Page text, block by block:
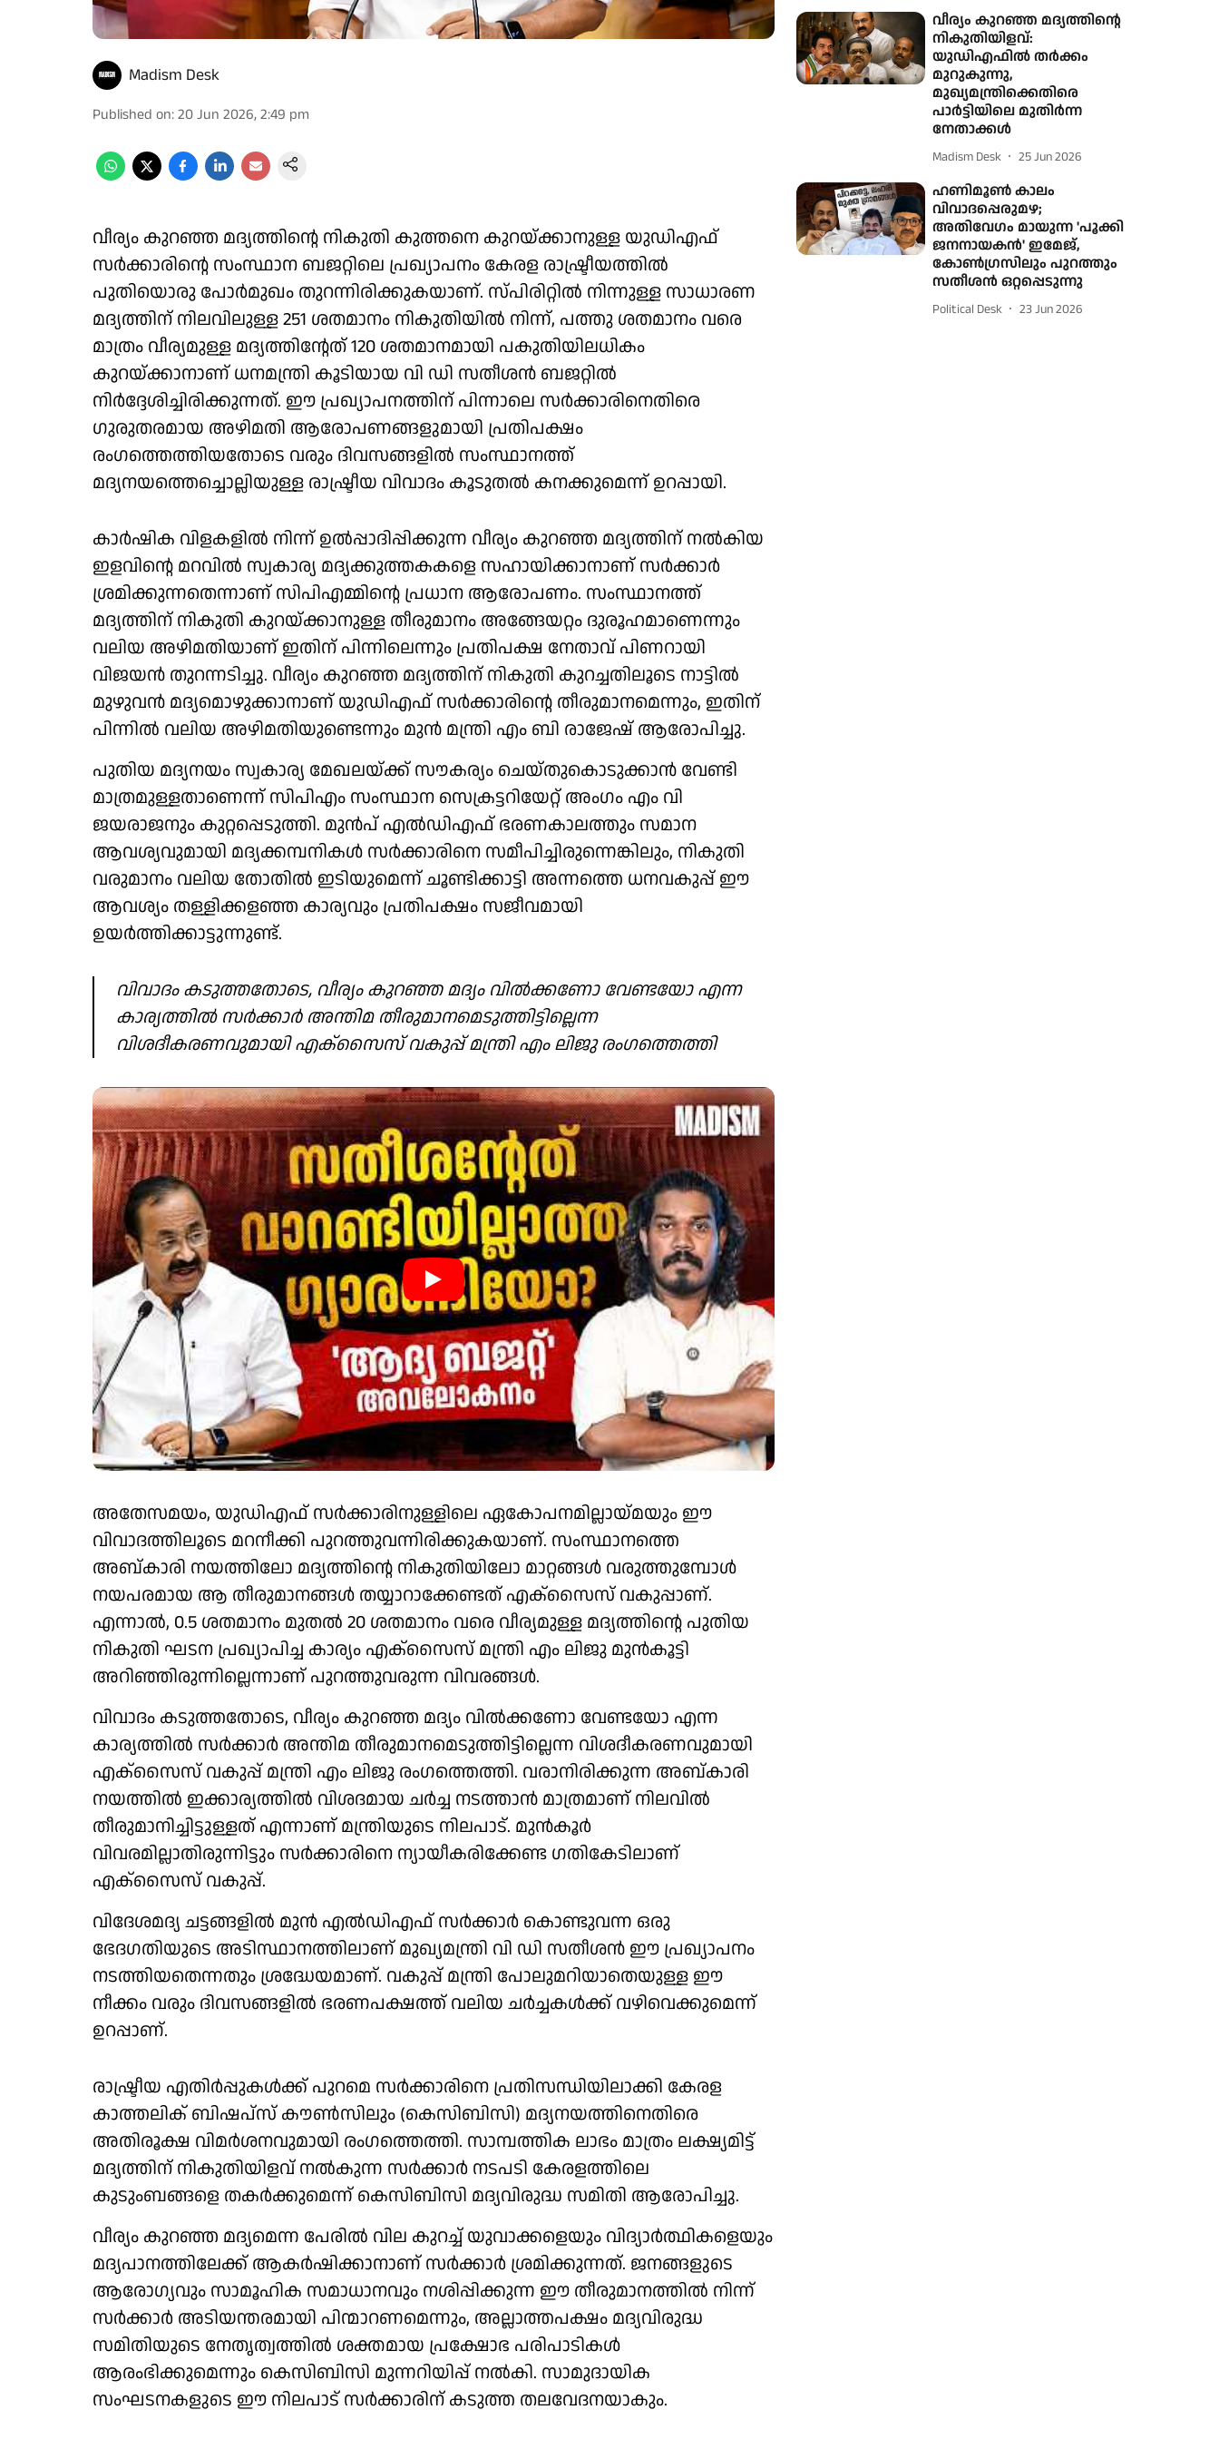
Madism Desk
Published on:20 Jun 2026, 2:49 pm
വീര്യം കുറഞ്ഞ മദ്യത്തിന്റെ നികുതി കുത്തനെ കുറയ്ക്കാനുള്ള യുഡിഎഫ്
സർക്കാരിന്റെ സംസ്ഥാന ബജറ്റിലെ പ്രഖ്യാപനം കേരള രാഷ്ട്രീയത്തിൽ
പുതിയൊരു പോർമുഖം തുറന്നിരിക്കുകയാണ്. സ്പിരിറ്റിൽ നിന്നുള്ള സാധാരണ
മദ്യത്തിന് നിലവിലുള്ള 251 ശതമാനം നികുതിയിൽ നിന്ന്, പത്തു ശതമാനം വരെ
മാത്രം വീര്യമുള്ള മദ്യത്തിന്റേത് 120 ശതമാനമായി പകുതിയിലധികം
കുറയ്ക്കാനാണ് ധനമന്ത്രി കൂടിയായ വി ഡി സതീശൻ ബജറ്റിൽ
നിർദ്ദേശിച്ചിരിക്കുന്നത്. ഈ പ്രഖ്യാപനത്തിന് പിന്നാലെ സർക്കാരിനെതിരെ
ഗുരുതരമായ അഴിമതി ആരോപണങ്ങളുമായി പ്രതിപക്ഷം
രംഗത്തെത്തിയതോടെ വരും ദിവസങ്ങളിൽ സംസ്ഥാനത്ത്
മദ്യനയത്തെച്ചൊല്ലിയുള്ള രാഷ്ട്രീയ വിവാദം കൂടുതൽ കനക്കുമെന്ന് ഉറപ്പായി.
കാർഷിക വിളകളിൽ നിന്ന് ഉൽപ്പാദിപ്പിക്കുന്ന വീര്യം കുറഞ്ഞ മദ്യത്തിന് നൽകിയ
ഇളവിന്റെ മറവിൽ സ്വകാര്യ മദ്യക്കുത്തകകളെ സഹായിക്കാനാണ് സർക്കാർ
ശ്രമിക്കുന്നതെന്നാണ് സിപിഎമ്മിന്റെ പ്രധാന ആരോപണം. സംസ്ഥാനത്ത്
മദ്യത്തിന് നികുതി കുറയ്ക്കാനുള്ള തീരുമാനം അങ്ങേയറ്റം ദുരൂഹമാണെന്നും
വലിയ അഴിമതിയാണ് ഇതിന് പിന്നിലെന്നും പ്രതിപക്ഷ നേതാവ് പിണറായി
വിജയൻ തുറന്നടിച്ചു. വീര്യം കുറഞ്ഞ മദ്യത്തിന് നികുതി കുറച്ചതിലൂടെ നാട്ടിൽ
മുഴുവൻ മദ്യമൊഴുക്കാനാണ് യുഡിഎഫ് സർക്കാരിന്റെ തീരുമാനമെന്നും, ഇതിന്
പിന്നിൽ വലിയ അഴിമതിയുണ്ടെന്നും മുൻ മന്ത്രി എം ബി രാജേഷ് ആരോപിച്ചു.
പുതിയ മദ്യനയം സ്വകാര്യ മേഖലയ്ക്ക് സൗകര്യം ചെയ്തുകൊടുക്കാൻ വേണ്ടി
മാത്രമുള്ളതാണെന്ന് സിപിഎം സംസ്ഥാന സെക്രട്ടറിയേറ്റ് അംഗം എം വി
ജയരാജനും കുറ്റപ്പെടുത്തി. മുൻപ് എൽഡിഎഫ് ഭരണകാലത്തും സമാന
ആവശ്യവുമായി മദ്യക്കമ്പനികൾ സർക്കാരിനെ സമീപിച്ചിരുന്നെങ്കിലും, നികുതി
വരുമാനം വലിയ തോതിൽ ഇടിയുമെന്ന് ചൂണ്ടിക്കാട്ടി അന്നത്തെ ധനവകുപ്പ് ഈ
ആവശ്യം തള്ളിക്കളഞ്ഞ കാര്യവും പ്രതിപക്ഷം സജീവമായി
ഉയർത്തിക്കാട്ടുന്നുണ്ട്.
വിവാദം കടുത്തതോടെ, വീര്യം കുറഞ്ഞ മദ്യം വിൽക്കണോ വേണ്ടയോ എന്ന
കാര്യത്തിൽ സർക്കാർ അന്തിമ തീരുമാനമെടുത്തിട്ടില്ലെന്ന
വിശദീകരണവുമായി എക്‌സൈസ് വകുപ്പ് മന്ത്രി എം ലിജു രംഗത്തെത്തി
അതേസമയം, യുഡിഎഫ് സർക്കാരിനുള്ളിലെ ഏകോപനമില്ലായ്മയും ഈ
വിവാദത്തിലൂടെ മറനീക്കി പുറത്തുവന്നിരിക്കുകയാണ്. സംസ്ഥാനത്തെ
അബ്കാരി നയത്തിലോ മദ്യത്തിന്റെ നികുതിയിലോ മാറ്റങ്ങൾ വരുത്തുമ്പോൾ
നയപരമായ ആ തീരുമാനങ്ങൾ തയ്യാറാക്കേണ്ടത് എക്സൈസ് വകുപ്പാണ്.
എന്നാൽ, 0.5 ശതമാനം മുതൽ 20 ശതമാനം വരെ വീര്യമുള്ള മദ്യത്തിന്റെ പുതിയ
നികുതി ഘടന പ്രഖ്യാപിച്ച കാര്യം എക്സൈസ് മന്ത്രി എം ലിജു മുൻകൂട്ടി
അറിഞ്ഞിരുന്നില്ലെന്നാണ് പുറത്തുവരുന്ന വിവരങ്ങൾ.
വിവാദം കടുത്തതോടെ, വീര്യം കുറഞ്ഞ മദ്യം വിൽക്കണോ വേണ്ടയോ എന്ന
കാര്യത്തിൽ സർക്കാർ അന്തിമ തീരുമാനമെടുത്തിട്ടില്ലെന്ന വിശദീകരണവുമായി
എക്‌സൈസ് വകുപ്പ് മന്ത്രി എം ലിജു രംഗത്തെത്തി. വരാനിരിക്കുന്ന അബ്കാരി
നയത്തിൽ ഇക്കാര്യത്തിൽ വിശദമായ ചർച്ച നടത്താൻ മാത്രമാണ് നിലവിൽ
തീരുമാനിച്ചിട്ടുള്ളത് എന്നാണ് മന്ത്രിയുടെ നിലപാട്. മുൻകൂർ
വിവരമില്ലാതിരുന്നിട്ടും സർക്കാരിനെ ന്യായീകരിക്കേണ്ട ഗതികേടിലാണ്
എക്സൈസ് വകുപ്പ്.
വിദേശമദ്യ ചട്ടങ്ങളിൽ മുൻ എൽഡിഎഫ് സർക്കാർ കൊണ്ടുവന്ന ഒരു
ഭേദഗതിയുടെ അടിസ്ഥാനത്തിലാണ് മുഖ്യമന്ത്രി വി ഡി സതീശൻ ഈ പ്രഖ്യാപനം
നടത്തിയതെന്നതും ശ്രദ്ധേയമാണ്. വകുപ്പ് മന്ത്രി പോലുമറിയാതെയുള്ള ഈ
നീക്കം വരും ദിവസങ്ങളിൽ ഭരണപക്ഷത്ത് വലിയ ചർച്ചകൾക്ക് വഴിവെക്കുമെന്ന്
ഉറപ്പാണ്.
രാഷ്ട്രീയ എതിർപ്പുകൾക്ക് പുറമെ സർക്കാരിനെ പ്രതിസന്ധിയിലാക്കി കേരള
കാത്തലിക് ബിഷപ്സ് കൗൺസിലും (കെസിബിസി) മദ്യനയത്തിനെതിരെ
അതിരൂക്ഷ വിമർശനവുമായി രംഗത്തെത്തി. സാമ്പത്തിക ലാഭം മാത്രം ലക്ഷ്യമിട്ട്
മദ്യത്തിന് നികുതിയിളവ് നൽകുന്ന സർക്കാർ നടപടി കേരളത്തിലെ
കുടുംബങ്ങളെ തകർക്കുമെന്ന് കെസിബിസി മദ്യവിരുദ്ധ സമിതി ആരോപിച്ചു.
വീര്യം കുറഞ്ഞ മദ്യമെന്ന പേരിൽ വില കുറച്ച് യുവാക്കളെയും വിദ്യാർത്ഥികളെയും
മദ്യപാനത്തിലേക്ക് ആകർഷിക്കാനാണ് സർക്കാർ ശ്രമിക്കുന്നത്. ജനങ്ങളുടെ
ആരോഗ്യവും സാമൂഹിക സമാധാനവും നശിപ്പിക്കുന്ന ഈ തീരുമാനത്തിൽ നിന്ന്
സർക്കാർ അടിയന്തരമായി പിന്മാറണമെന്നും, അല്ലാത്തപക്ഷം മദ്യവിരുദ്ധ
സമിതിയുടെ നേതൃത്വത്തിൽ ശക്തമായ പ്രക്ഷോഭ പരിപാടികൾ
ആരംഭിക്കുമെന്നും കെസിബിസി മുന്നറിയിപ്പ് നൽകി. സാമുദായിക
സംഘടനകളുടെ ഈ നിലപാട് സർക്കാരിന് കടുത്ത തലവേദനയാകും.
വീര്യം കുറഞ്ഞ മദ്യത്തിന്റെ
നികുതിയിളവ്:
യുഡിഎഫില്‍ തര്‍ക്കം
മുറുകുന്നു,
മുഖ്യമന്ത്രിക്കെതിരെ
പാര്‍ട്ടിയിലെ മുതിര്‍ന്ന
നേതാക്കള്‍
Madism Desk 25 Jun 2026
ഹണിമൂൺ കാലം
വിവാദപ്പെരുമഴ;
അതിവേഗം മായുന്ന 'പൂക്കി
ജനനായകൻ' ഇമേജ്,
കോൺഗ്രസിലും പുറത്തും
സതീശൻ ഒറ്റപ്പെടുന്നു
Political Desk 23 Jun 2026